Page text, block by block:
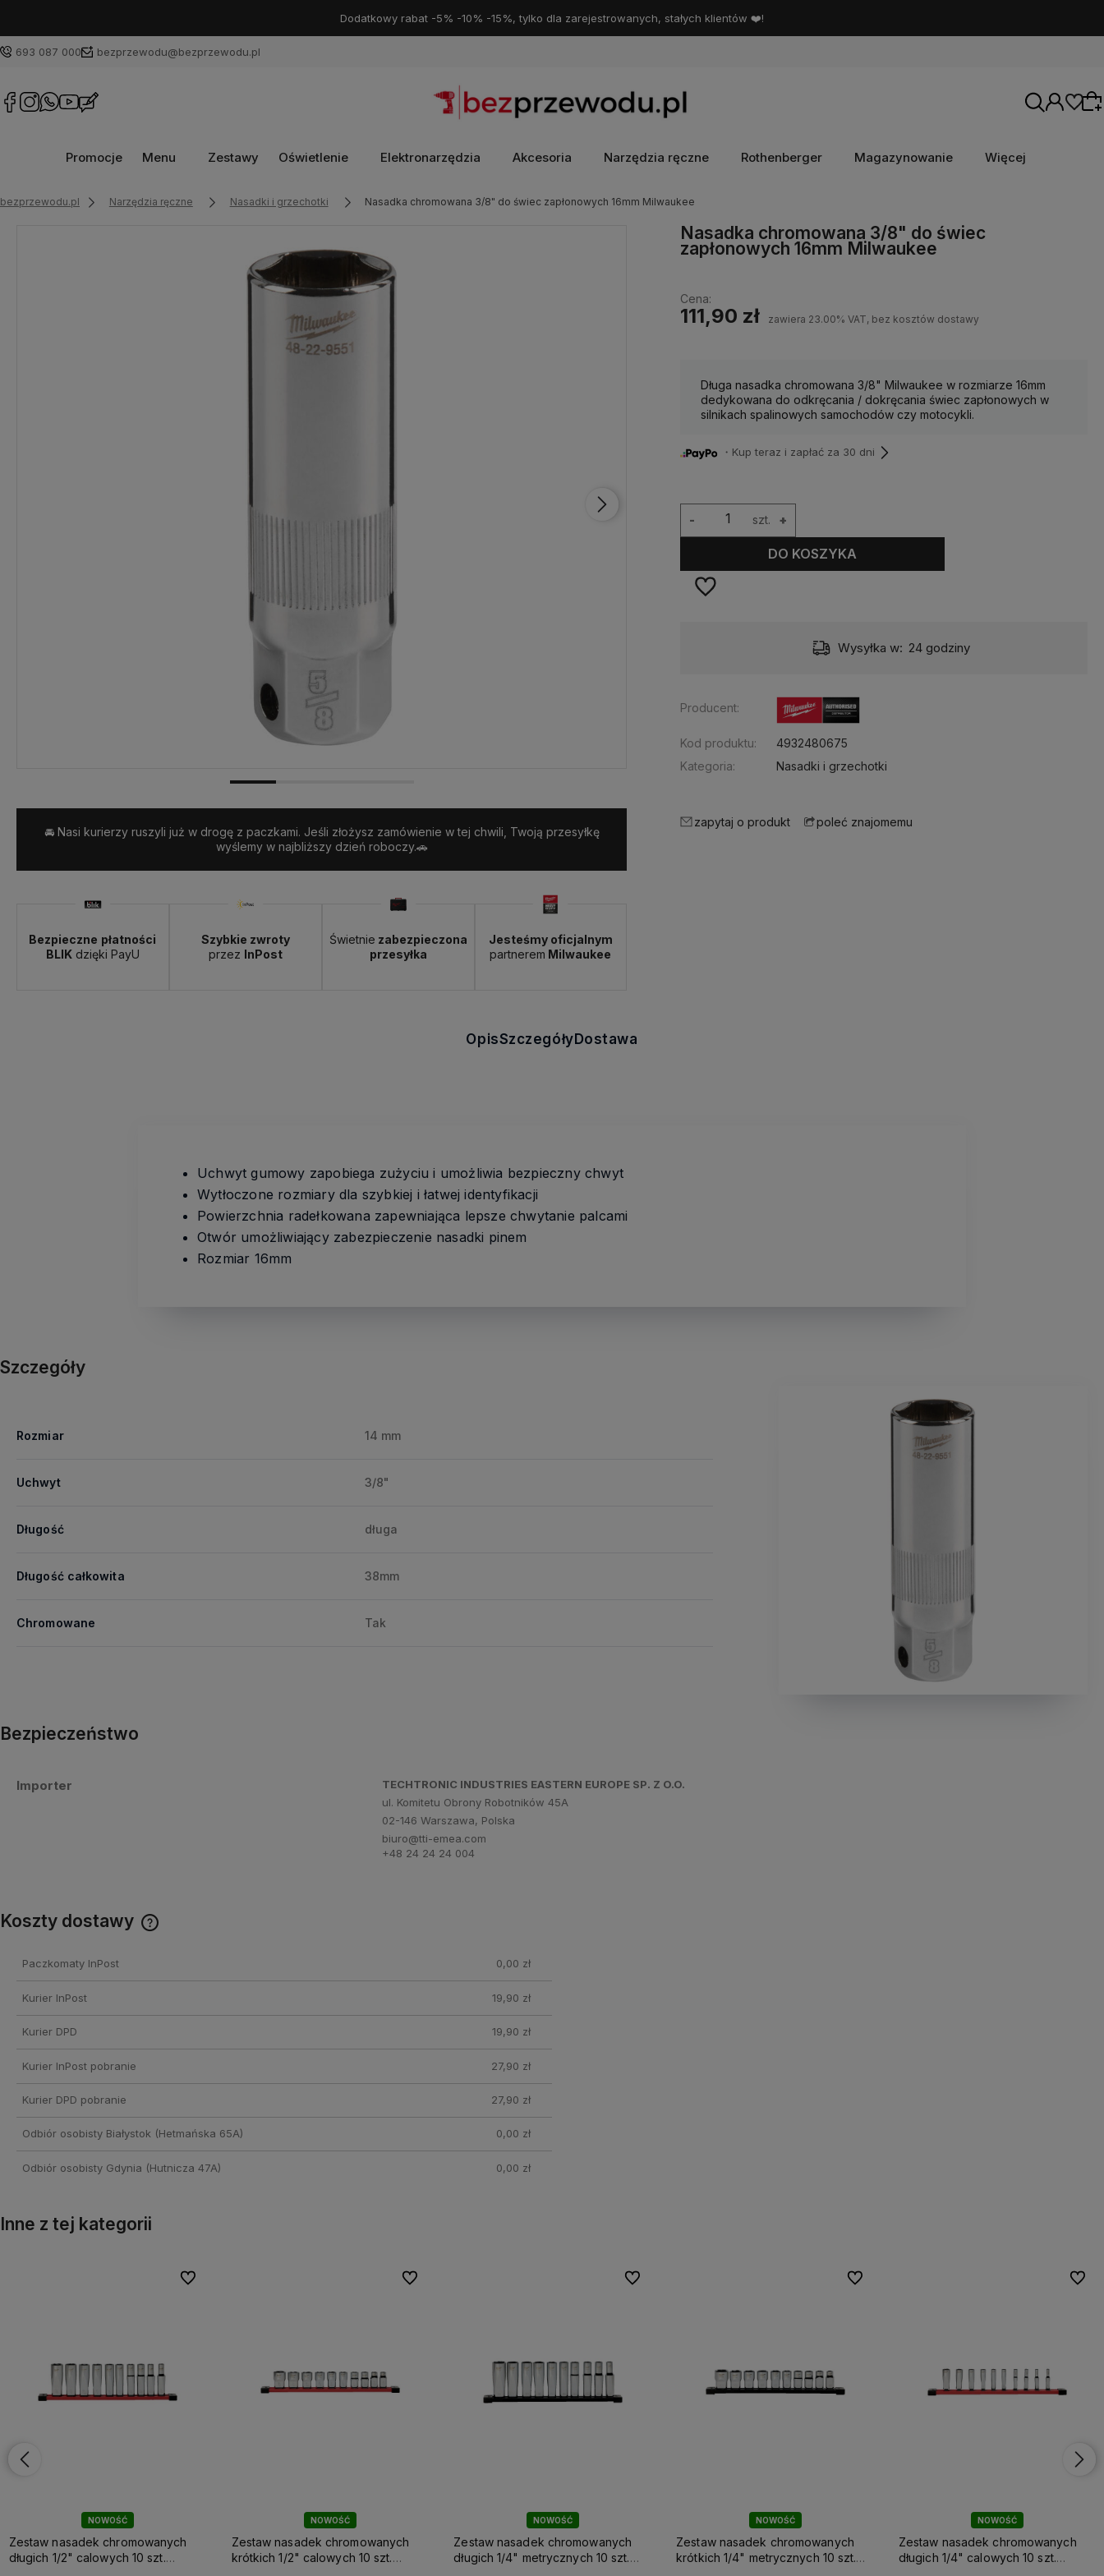
Dodatkowy rabat -5% -10% -15%, tylko dla zarejestrowanych, stałych klientów ❤️!
693 087 000 bezprzewodu@bezprzewodu.pl
Wybierz coś dla siebie z naszej aktualnej
oferty lub zaloguj się, aby przywrócić dodane
Promocje Menu Zestawy Oświetlenie Elektronarzędzia Akcesoria Narzędzia ręczne Rothenberger Magazynowanie Więcej
bezprzewodu.pl Narzędzia ręczne Nasadki i grzechotki Nasadka chromowana 3/8" do świec zapłonowych 16mm Milwaukee
🚘 Nasi kurierzy ruszyli już w drogę z paczkami. Jeśli złożysz zamówienie w tej chwili, Twoją przesyłkę
wyślemy w najbliższy dzień roboczy.🚗
Bezpieczne płatności
BLIKdzięki PayU
Szybkie zwroty
przez InPost
Świetnie zabezpieczona
przesyłka
Jesteśmy oficjalnym
partnerem Milwaukee
Nasadka chromowana 3/8" do świec
zapłonowych 16mm Milwaukee
Cena:
111,90 zł zawiera 23.00% VAT, bez kosztów dostawy
Długa nasadka chromowana 3/8" Milwaukee w rozmiarze 16mm
dedykowana do odkręcania / dokręcania świec zapłonowych w
silnikach spalinowych samochodów czy motocykli.
・Kup teraz i zapłać za 30 dni
szt. +
-
DO KOSZYKA
Wysyłka w: 24 godziny
Producent:
Kod produktu:
4932480675
Kategoria:
Nasadki i grzechotki
zapytaj o produkt poleć znajomemu
OpisSzczegółyDostawa
Uchwyt gumowy zapobiega zużyciu i umożliwia bezpieczny chwyt
Wytłoczone rozmiary dla szybkiej i łatwej identyfikacji
Powierzchnia radełkowana zapewniająca lepsze chwytanie palcami
Otwór umożliwiający zabezpieczenie nasadki pinem
Rozmiar 16mm
Szczegóły
Rozmiar 14 mm
Uchwyt 3/8"
Długość długa
Długość całkowita 38mm
Chromowane Tak
Bezpieczeństwo
Importer
TECHTRONIC INDUSTRIES EASTERN EUROPE SP. Z O.O.
ul. Komitetu Obrony Robotników 45A
02-146 Warszawa, Polska
biuro@tti-emea.com
+48 24 24 24 004
Koszty dostawy
Paczkomaty InPost 0,00 zł
Kurier InPost 19,90 zł
Kurier DPD 19,90 zł
Kurier InPost pobranie 27,90 zł
Kurier DPD pobranie 27,90 zł
Odbiór osobisty Białystok(Hetmańska 65A) 0,00 zł
Odbiór osobisty Gdynia (Hutnicza 47A) 0,00 zł
Inne z tej kategorii
NOWOŚĆ
Zestaw nasadek chromowanych
długich 1/2" calowych 10 szt.
Do ulubionych
Do ulubionych
NOWOŚĆ
Zestaw nasadek chromowanych
krótkich 1/2" calowych 10 szt.
Do ulubionych
Do ulubionych
NOWOŚĆ
Zestaw nasadek chromowanych
długich 1/4" metrycznych 10 szt.
Do ulubionych
Do ulubionych
NOWOŚĆ
Zestaw nasadek chromowanych
krótkich 1/4" metrycznych 10 szt.
Do ulubionych
Do ulubionych
NOWOŚĆ
Zestaw nasadek chromowanych
długich 1/4" calowych 10 szt.
Do
Do